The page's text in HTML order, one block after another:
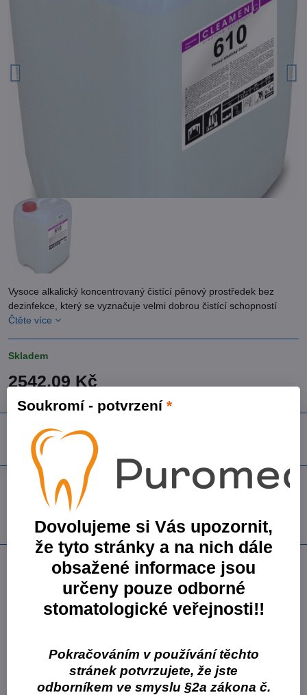
Vysoce alkalický koncentrovaný čistící pěnový prostředek bez
dezinfekce, který se vyznačuje velmi dobrou čistící schopností
Čtěte více
Skladem
2542,09 Kč
Přidat k Oblíbeným Dotaz k produktu Doručení
Skladové číslo:VC610240099
Výrobce:Cormen s.r.o.
vysoce alkalický koncentrovaný čistící pěnový prostředek bez
dezinfekce, který se vyznačuje velmi dobrou čistící schopností
obsahuje louhy, tenzidy, zpěňovací a komplexotvorné látky
vhodný jak pro ruční mytí tak i pro napěňovací zařízení a pro
automatické čistící systémy
prostředek je možné použít v průmyslových potravinářských
Soukromí - potvrzení *
Dovolujeme si Vás upozornit,
že tyto stránky a na nich dále
obsažené informace jsou
určeny pouze odborné
stomatologické veřejnosti!!
Pokračováním v používání těchto
stránek potvrzujete, že jste
odborníkem ve smyslu §2a zákona č.